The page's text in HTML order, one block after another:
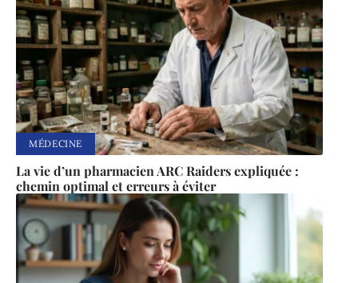
MÉDECINE
La vie d’un pharmacien ARC Raiders expliquée :
chemin optimal et erreurs à éviter